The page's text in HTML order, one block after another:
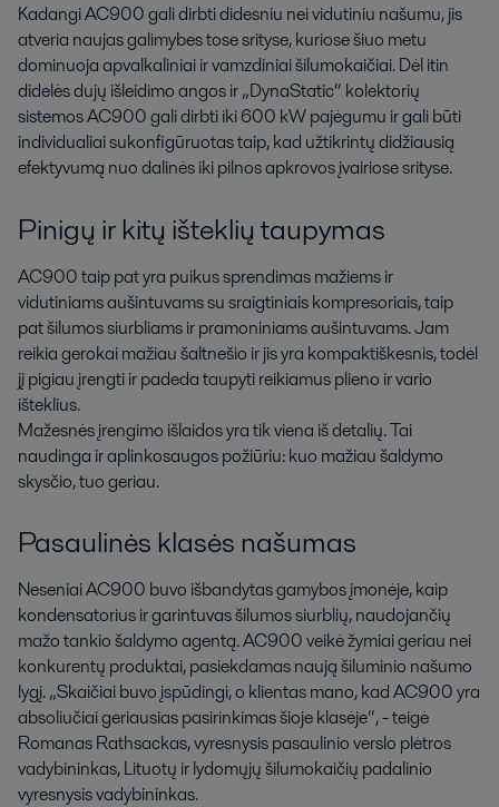
Kadangi AC900 gali dirbti didesniu nei vidutiniu našumu, jis
atveria naujas galimybes tose srityse, kuriose šiuo metu
dominuoja apvalkaliniai ir vamzdiniai šilumokaičiai. Dėl itin
didelės dujų išleidimo angos ir „DynaStatic“ kolektorių
sistemos AC900 gali dirbti iki 600 kW pajėgumu ir gali būti
individualiai sukonfigūruotas taip, kad užtikrintų didžiausią
efektyvumą nuo dalinės iki pilnos apkrovos įvairiose srityse.
Pinigų ir kitų išteklių taupymas
AC900 taip pat yra puikus sprendimas mažiems ir
vidutiniams aušintuvams su sraigtiniais kompresoriais, taip
pat šilumos siurbliams ir pramoniniams aušintuvams. Jam
reikia gerokai mažiau šaltnešio ir jis yra kompaktiškesnis, todėl
jį pigiau įrengti ir padeda taupyti reikiamus plieno ir vario
išteklius.
Mažesnės įrengimo išlaidos yra tik viena iš detalių. Tai
naudinga ir aplinkosaugos požiūriu: kuo mažiau šaldymo
skysčio, tuo geriau.
Pasaulinės klasės našumas
Neseniai AC900 buvo išbandytas gamybos įmonėje, kaip
kondensatorius ir garintuvas šilumos siurblių, naudojančių
mažo tankio šaldymo agentą. AC900 veikė žymiai geriau nei
konkurentų produktai, pasiekdamas naują šiluminio našumo
lygį. „Skaičiai buvo įspūdingi, o klientas mano, kad AC900 yra
absoliučiai geriausias pasirinkimas šioje klasėje“, - teigė
Romanas Rathsackas, vyresnysis pasaulinio verslo plėtros
vadybininkas, Lituotų ir lydomųjų šilumokaičių padalinio
vyresnysis vadybininkas.